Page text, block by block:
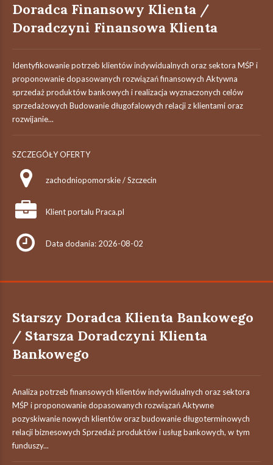
Doradca Finansowy Klienta /
Doradczyni Finansowa Klienta
Identyfikowanie potrzeb klientów indywidualnych oraz sektora MŚP i
proponowanie dopasowanych rozwiązań finansowych Aktywna
sprzedaż produktów bankowych i realizacja wyznaczonych celów
sprzedażowych Budowanie długofalowych relacji z klientami oraz
rozwijanie...
SZCZEGÓŁY OFERTY
zachodniopomorskie / Szczecin
Klient portalu Praca.pl
Data dodania: 2026-08-02
Starszy Doradca Klienta Bankowego
/ Starsza Doradczyni Klienta
Bankowego
Analiza potrzeb finansowych klientów indywidualnych oraz sektora
MŚP i proponowanie dopasowanych rozwiązań Aktywne
pozyskiwanie nowych klientów oraz budowanie długoterminowych
relacji biznesowych Sprzedaż produktów i usług bankowych, w tym
funduszy...